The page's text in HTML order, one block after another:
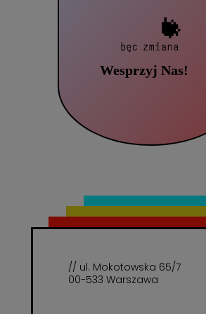
// ul. Mokotowska 65/7
00-533 Warszawa